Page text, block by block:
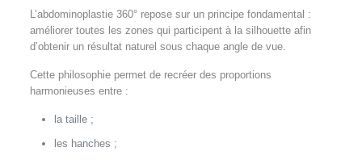
L’abdominoplastie 360° repose sur un principe fondamental :
améliorer toutes les zones qui participent à la silhouette afin
d’obtenir un résultat naturel sous chaque angle de vue.
Cette philosophie permet de recréer des proportions
harmonieuses entre :
la taille ;
les hanches ;